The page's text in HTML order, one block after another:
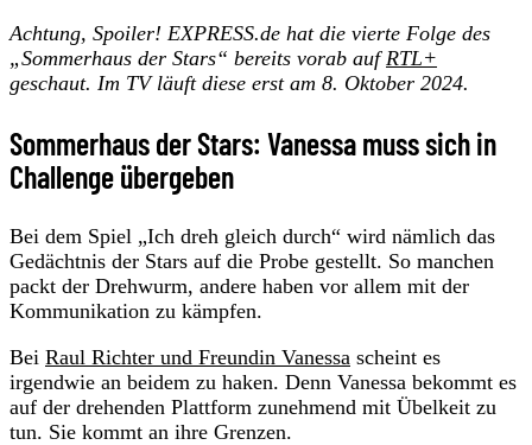
Achtung, Spoiler! EXPRESS.de hat die vierte Folge des
„Sommerhaus der Stars“ bereits vorab auf RTL+
geschaut. Im TV läuft diese erst am 8. Oktober 2024.
Sommerhaus der Stars: Vanessa muss sich in
Challenge übergeben
Bei dem Spiel „Ich dreh gleich durch“ wird nämlich das
Gedächtnis der Stars auf die Probe gestellt. So manchen
packt der Drehwurm, andere haben vor allem mit der
Kommunikation zu kämpfen.
Bei Raul Richter und Freundin Vanessa scheint es
irgendwie an beidem zu haken. Denn Vanessa bekommt es
auf der drehenden Plattform zunehmend mit Übelkeit zu
tun. Sie kommt an ihre Grenzen.